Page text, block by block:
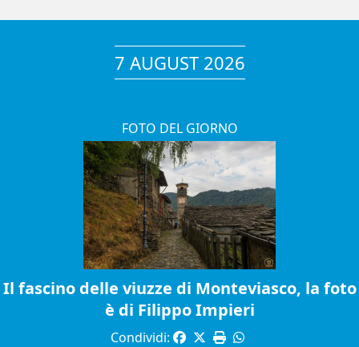
7 AUGUST 2026
FOTO DEL GIORNO
Il fascino delle viuzze di Monteviasco, la foto
è di Filippo Impieri
Condividi: